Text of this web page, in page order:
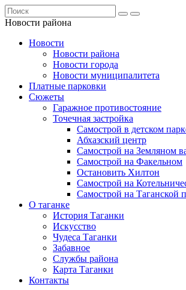
Новости района
Новости
Новости района
Новости города
Новости муниципалитета
Платные парковки
Сюжеты
Гаражное противостояние
Точечная застройка
Самострой в детском
Абхазский центр
Самострой на Земляном
Самострой на Факельном
Остановить Хилтон
Самострой на
Самострой на Таганской
О таганке
История Таганки
Искусство
Чудеса Таганки
Забавное
Службы района
Карта Таганки
Контакты